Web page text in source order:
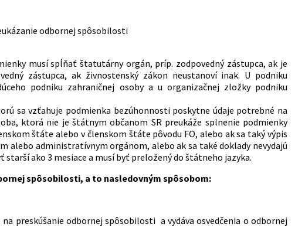
odbornej spôsobilosti
musí spĺňať štatutárny orgán, príp. zodpovedný zástupca, ak je
zástupca, ak živnostenský zákon neustanoví inak. U podniku
podniku zahraničnej osoby a u organizačnej zložky podniku
sa vzťahuje podmienka bezúhonnosti poskytne údaje potrebné na
ktorá nie je štátnym občanom SR preukáže splnenie podmienky
štáte alebo v členskom štáte pôvodu FO, alebo ak sa taký výpis
alebo administratívnym orgánom, alebo ak sa také doklady nevydajú
ako 3 mesiace a musí byť preložený do štátneho jazyka.
spôsobilosti, a to nasledovným spôsobom:
preskúšanie odbornej spôsobilosti a vydáva osvedčenia o odbornej